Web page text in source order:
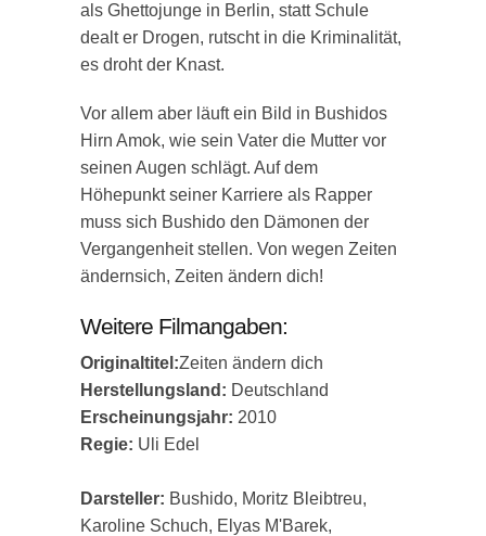
als Ghettojunge in Berlin, statt Schule
dealt er Drogen, rutscht in die Kriminalität,
es droht der Knast.
Vor allem aber läuft ein Bild in Bushidos
Hirn Amok, wie sein Vater die Mutter vor
seinen Augen schlägt. Auf dem
Höhepunkt seiner Karriere als Rapper
muss sich Bushido den Dämonen der
Vergangenheit stellen. Von wegen Zeiten
ändernsich, Zeiten ändern dich!
Weitere Filmangaben:
Originaltitel:Zeiten ändern dich
Herstellungsland: Deutschland
Erscheinungsjahr: 2010
Regie: Uli Edel
Darsteller: Bushido, Moritz Bleibtreu,
Karoline Schuch, Elyas M'Barek,